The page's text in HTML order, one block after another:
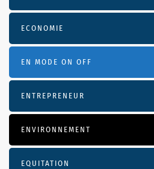
ECONOMIE
EN MODE ON OFF
ENTREPRENEUR
ENVIRONNEMENT
EQUITATION